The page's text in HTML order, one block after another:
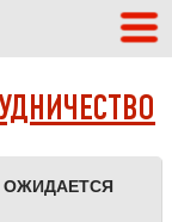
ОЖИДАЕТСЯ